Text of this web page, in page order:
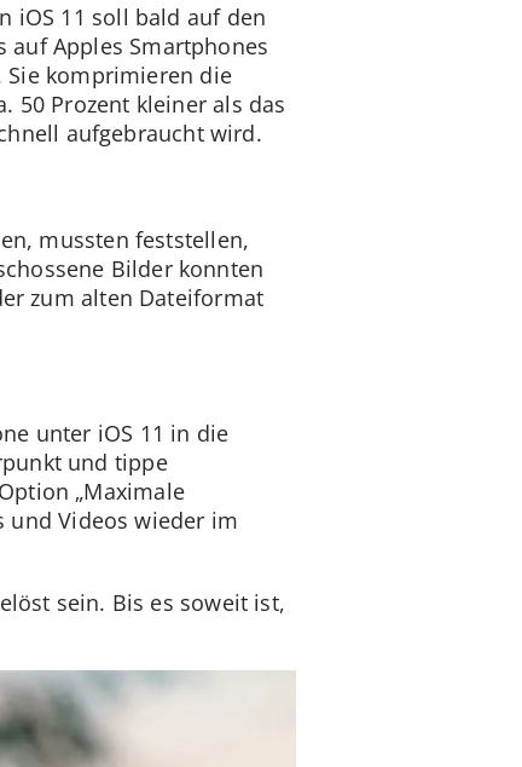
iOS 11 soll bald auf den
auf Apples Smartphones
Sie komprimieren die
50 Prozent kleiner als das
aufgebraucht wird.
mussten feststellen,
Bilder konnten
zum alten Dateiformat
unter iOS 11 in die
und tippe
„Maximale
und Videos wieder im
sein. Bis es soweit ist,